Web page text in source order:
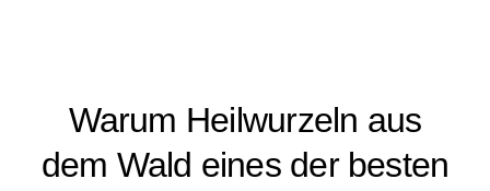
Warum Heilwurzeln aus
dem Wald eines der besten